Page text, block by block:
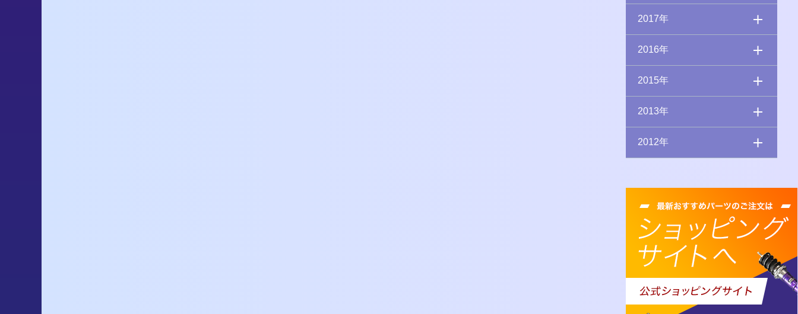
2017年
2016年
2015年
2013年
2012年